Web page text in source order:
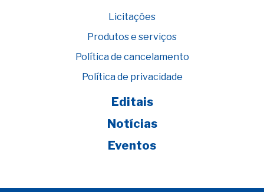
Licitações
Produtos e serviços
Política de cancelamento
Política de privacidade
Editais
Notícias
Eventos